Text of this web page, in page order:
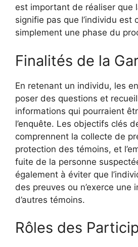
est important de réaliser que
signifie pas que l’individu est
simplement une phase du
Finalités de la
En retenant un individu, les
poser des questions et
informations qui pourraient
l’enquête. Les objectifs clés
comprennent la collecte de
protection des témoins, et
fuite de la personne
également à éviter que
des preuves ou n’exerce une
d’autres témoins.
Rôles des